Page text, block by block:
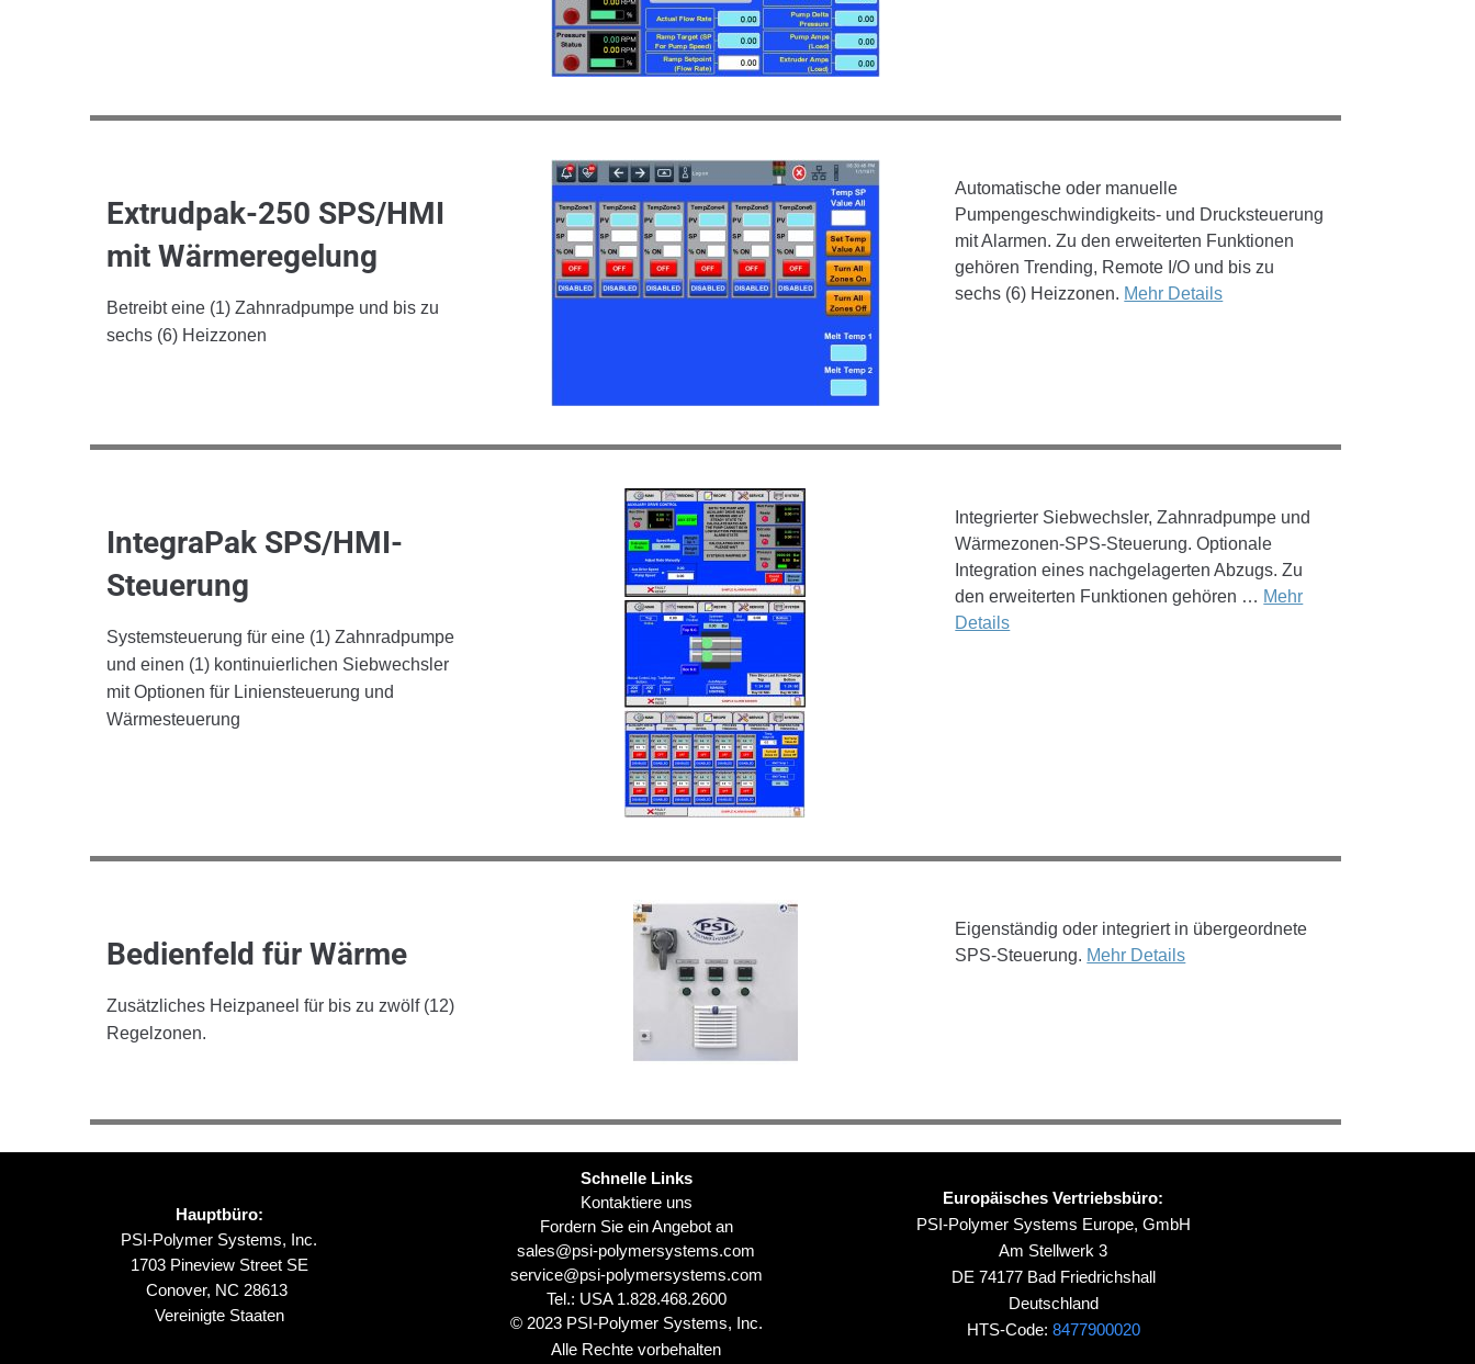
Extrudpak-250 SPS/HMI
mit Wärmeregelung
Betreibt eine (1) Zahnradpumpe und bis zu
sechs (6) Heizzonen
Automatische oder manuelle
Pumpengeschwindigkeits- und Drucksteuerung
mit Alarmen. Zu den erweiterten Funktionen
gehören Trending, Remote I/O und bis zu
sechs (6) Heizzonen. Mehr Details
IntegraPak SPS/HMI-
Steuerung
Systemsteuerung für eine (1) Zahnradpumpe
und einen (1) kontinuierlichen Siebwechsler
mit Optionen für Liniensteuerung und
Wärmesteuerung
Integrierter Siebwechsler, Zahnradpumpe und
Wärmezonen-SPS-Steuerung. Optionale
Integration eines nachgelagerten Abzugs. Zu
den erweiterten Funktionen gehören … Mehr
Details
Bedienfeld für Wärme
Zusätzliches Heizpaneel für bis zu zwölf (12)
Regelzonen.
Eigenständig oder integriert in übergeordnete
SPS-Steuerung. Mehr Details
Hauptbüro:
PSI-Polymer Systems, Inc.
1703 Pineview Street SE
Conover, NC 28613
Vereinigte Staaten
Schnelle Links
Kontaktiere uns
Fordern Sie ein Angebot an
sales@psi-polymersystems.com
service@psi-polymersystems.com
Tel.: USA 1.828.468.2600
© 2023 PSI-Polymer Systems, Inc.
Alle Rechte vorbehalten
Europäisches Vertriebsbüro:
PSI-Polymer Systems Europe, GmbH
Am Stellwerk 3
DE 74177 Bad Friedrichshall
Deutschland
HTS-Code: 8477900020